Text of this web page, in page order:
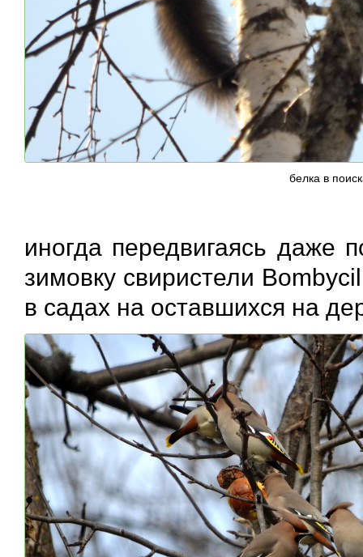
белка в
иногда передвигаясь
зимовку свиристели
в садах на оставшихся на